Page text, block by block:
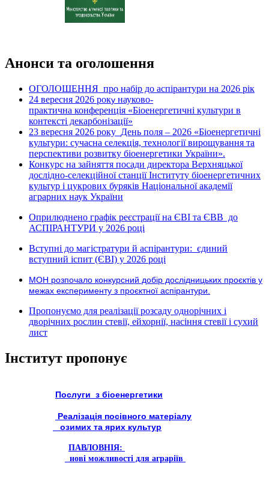
Анонси та оголошення
ОГОЛОШЕННЯ про набір до аспірантури на 2026 рік
24 вересня 2026 року науково-
практична конференція «Біоенергетичні культури в
контексті декарбонізації»
23 вересня 2026 року День поля – 2026 «Біоенергетичні
культури: сучасна селекція, технології вирощування та
перспективи розвитку біоенергетики України».
Конкурс на зайняття посади директора Верхняцької
дослідно-селекційної станції Інституту біоенергетичних
культур і цукрових буряків Національної академії
аграрних наук України
Оприлюднено графік реєстрації на ЄВІ та ЄВВ до
АСПІРАНТУРИ у 2026 році
Вступні до магістратури й аспірантури: єдиний
вступний іспит (ЄВІ) у 2026 році
МОН розпочало конкурсний добір дослідницьких проєктів у
межах експерименту з проєктної аспірантури.
Пропонуємо для реалізації розсаду однорічних і
дворічних рослин стевії, ейхорнії, насіння стевії і сухий
лист
Інститут пропонує
Послуги з біоенергетики
Реалізація посівного матеріалу
озимих та ярих культур
ПАВЛОВНІЯ:
нові можливості для аграріїв